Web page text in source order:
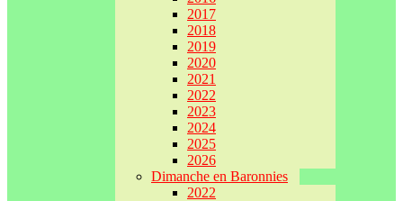
2017
2018
2019
2020
2021
2022
2023
2024
2025
2026
Dimanche en Baronnies
2022